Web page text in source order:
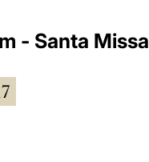
- Santa Missa